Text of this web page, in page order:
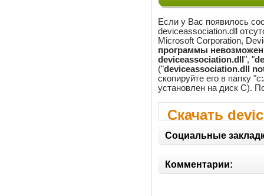
Если у Вас появилось
deviceassociation.dll
Microsoft Corporation,
программы невозможен,
deviceassociation.dll", "
("deviceassociation.dll
скопируйте его в папку
установлен на диск C).
Скачать
Социальные
Комментарии: